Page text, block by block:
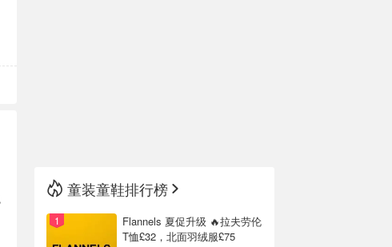
童装童鞋排行榜
Flannels 夏促升级 🔥拉夫劳伦
T恤£32，北面羽绒服£75